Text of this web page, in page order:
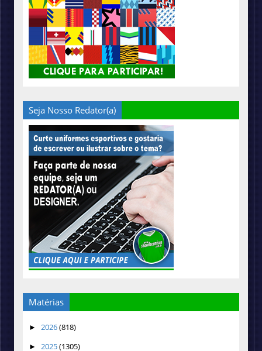
Seja Nosso Redator(a)
Matérias
► 2026(818)
► 2025(1305)